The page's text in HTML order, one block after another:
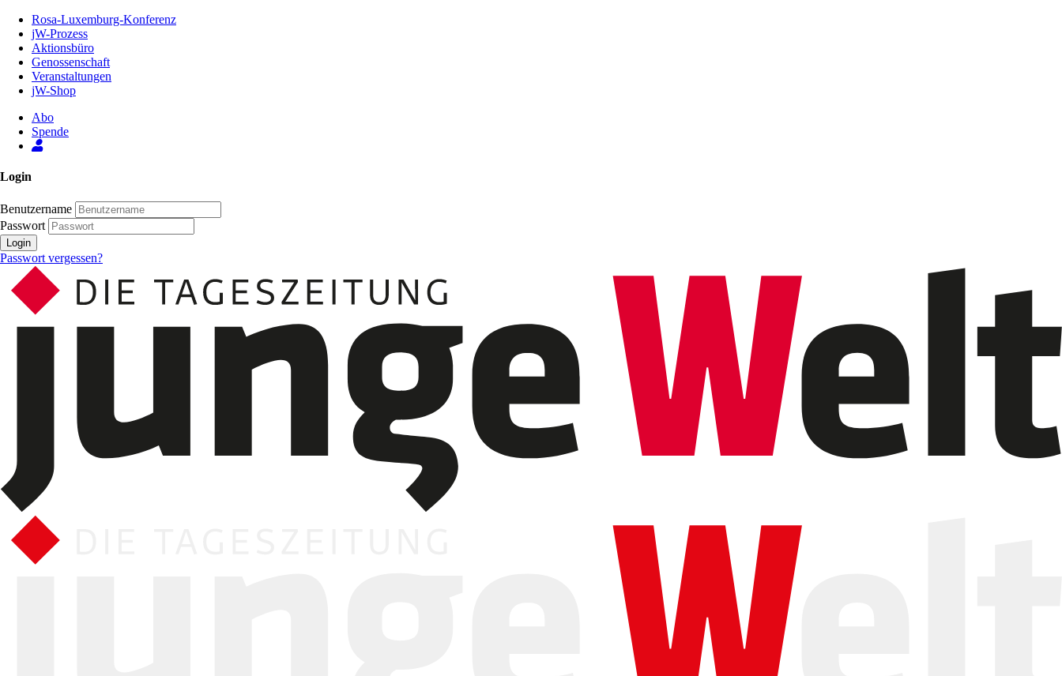
Inhalt
Seite
Rosa-Luxemburg-Konferenz
jW-Prozess
Aktionsbüro
Genossenschaft
Veranstaltungen
jW-Shop
Abo
Spende
Login
Benutzername
Passwort
Login
Passwort vergessen?